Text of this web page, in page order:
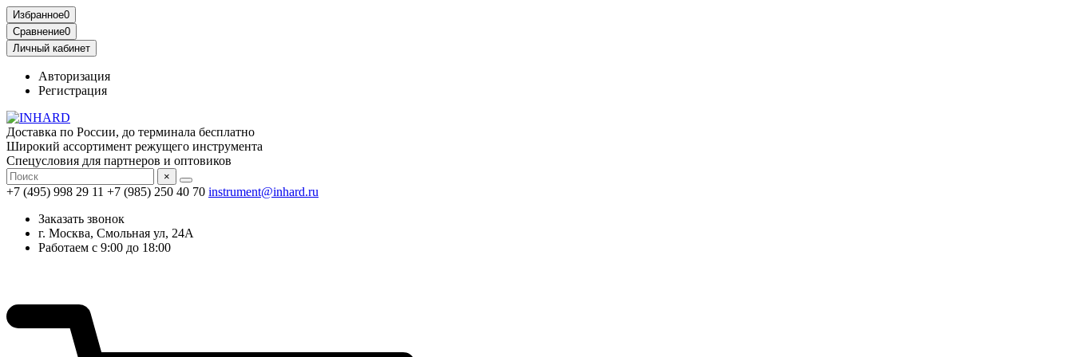
Избранное0
Сравнение0
Личный кабинет
Авторизация
Регистрация
Доставка по России, до терминала бесплатно
Широкий ассортимент режущего инструмента
Спецусловия для партнеров и оптовиков
×
+7 (495) 998 29 11 +7 (985) 250 40 70 instrument@inhard.ru
Заказать звонок
г. Москва, Смольная ул, 24А
Работаем с 9:00 до 18:00